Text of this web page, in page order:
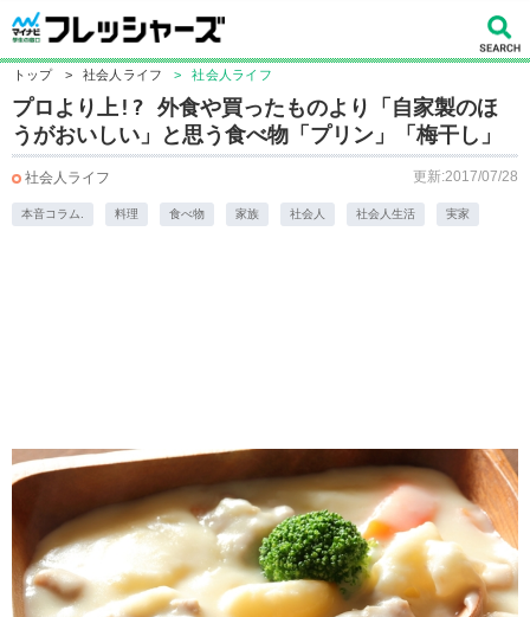
トップ > 社会人ライフ > 社会人ライフ
プロより上!? 外食や買ったものより「自家製のほ
うがおいしい」と思う食べ物「プリン」「梅干し」
社会人ライフ 更新:2017/07/28
本音コラム. 料理 食べ物 家族 社会人 社会人生活 実家